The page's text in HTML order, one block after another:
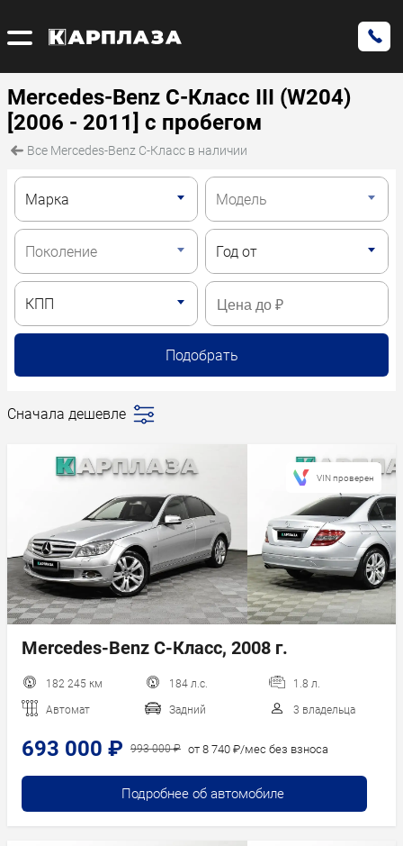
Mercedes-Benz C-Класс III (W204)
[2006 - 2011] с пробегом
Все Mercedes-Benz C-Класс в наличии
Сначала дешевле
Сначала дешевле
Сначала дороже
Пробег
Год новее
Год старше
Mercedes-Benz C-Класс, 2008 г.
182 245 км 184 л.с. 1.8 л.
Автомат Задний 3 владельца
693 000 ₽ 993 000 ₽ от 8 740 ₽/мес без взноса
Подробнее об автомобиле
VIN проверен
Подобрать